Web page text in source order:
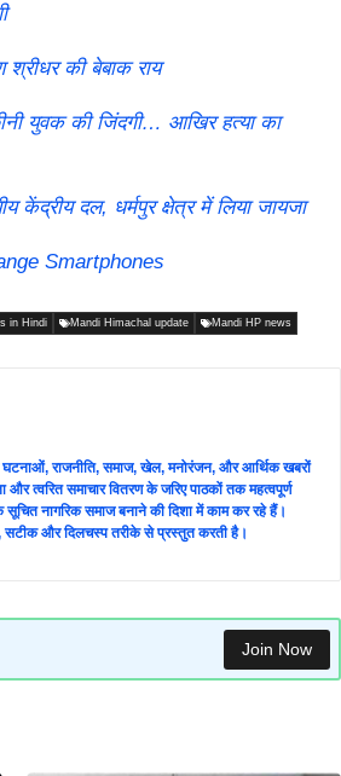
की बेबाक राय
युवक की जिंदगी… आखिर हत्या का
दल, धर्मपुर क्षेत्र में लिया जायजा
Smartphones
in Hindi Mandi Himachal update Mandi HP news
घटनाओं, राजनीति, समाज, खेल, मनोरंजन, और आर्थिक खबरों
और त्वरित समाचार वितरण के जरिए पाठकों तक महत्वपूर्ण
नागरिक समाज बनाने की दिशा में काम कर रहे हैं।
सटीक और दिलचस्प तरीके से प्रस्तुत करती है।
Join Now